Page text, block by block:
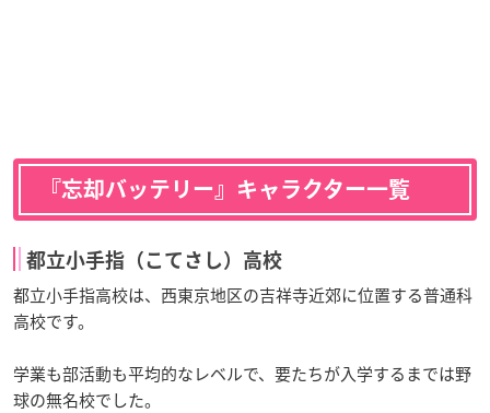
『忘却バッテリー』キャラクター一覧
都立小手指（こてさし）高校
都立小手指高校は、西東京地区の吉祥寺近郊に位置する普通科
高校です。
学業も部活動も平均的なレベルで、要たちが入学するまでは野
球の無名校でした。